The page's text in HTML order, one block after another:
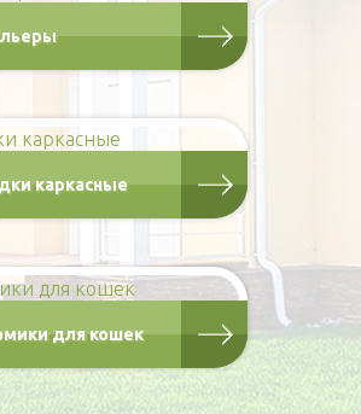
формы
каркасные
для кошек